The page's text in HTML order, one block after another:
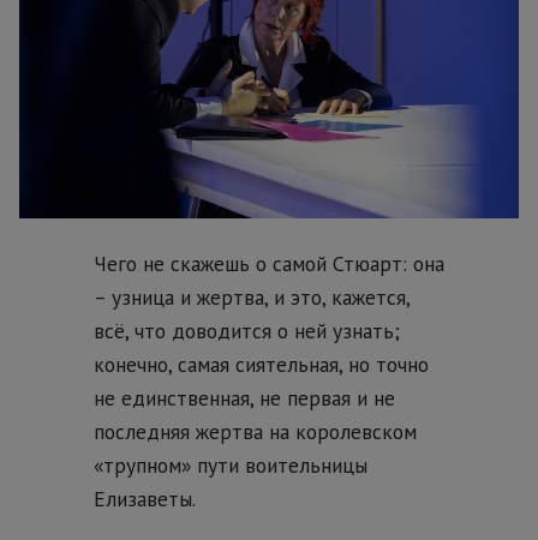
Чего не скажешь о самой Стюарт: она
– узница и жертва, и это, кажется,
всё, что доводится о ней узнать;
конечно, самая сиятельная, но точно
не единственная, не первая и не
последняя жертва на королевском
«трупном» пути воительницы
Елизаветы.